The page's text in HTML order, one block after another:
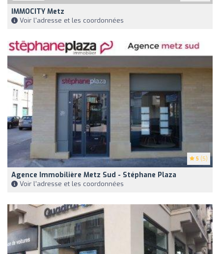
IMMOCITY Metz
Voir l'adresse et les coordonnées
5 (5)
Agence Immobilière Metz Sud - Stéphane Plaza
Voir l'adresse et les coordonnées